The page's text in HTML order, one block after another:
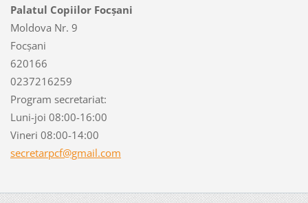
Palatul Copiilor Focșani
Moldova Nr. 9
Focșani
620166
0237216259
Program secretariat:
Luni-joi 08:00-16:00
Vineri 08:00-14:00
secretarpcf@gmail.com